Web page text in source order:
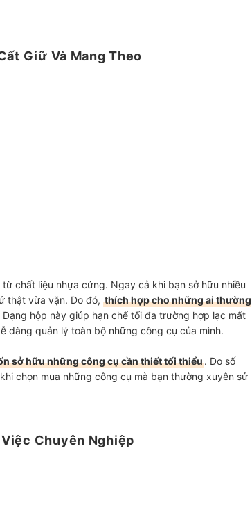
Giữ Và Mang Theo
chất liệu nhựa cứng. Ngay cả khi bạn sở hữu nhiều
thật vừa vặn. Do đó, thích hợp cho những ai thường
hộp này giúp hạn chế tối đa trường hợp lạc mất
dàng quản lý toàn bộ những công cụ của mình.
sở hữu những công cụ cần thiết tối thiểu. Do số
chọn mua những công cụ mà bạn thường xuyên sử
Chuyên Nghiệp